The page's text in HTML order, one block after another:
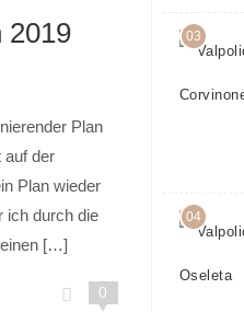
2019
Plan
auf der
Plan wieder
ich durch die
einen […]
0
03
04